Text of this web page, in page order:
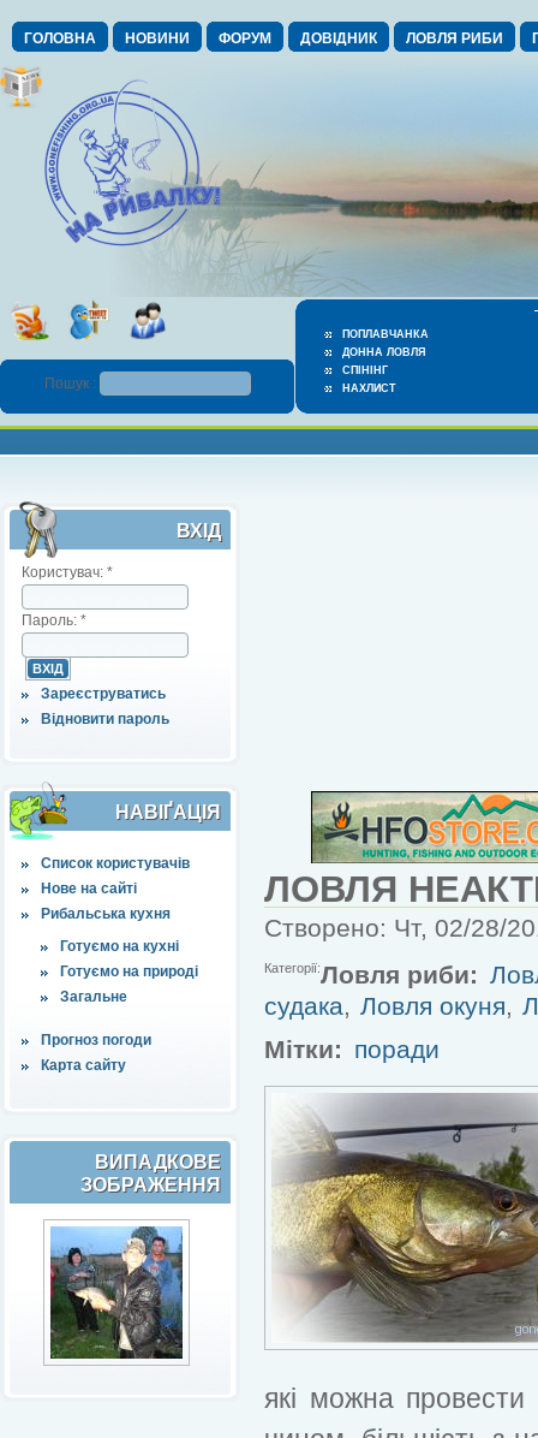
ГОЛОВНА НОВИНИ ФОРУМ ДОВІДНИК ЛОВЛЯ РИБИ
ПОПЛАВЧАНКА
ДОННА ЛОВЛЯ
СПІНІНГ
НАХЛИСТ
Пошук :
ВХІД
Користувач: *
Пароль: *
Зареєструватись
Відновити пароль
НАВІҐАЦІЯ
Список користувачів
Нове на сайті
Рибальська кухня
Готуємо на кухні
Готуємо на природі
Загальне
Прогноз погоди
Карта сайту
ВИПАДКОВЕ
ЗОБРАЖЕННЯ
ЛОВЛЯ
Створено: Чт, 02/28/
Категорії:Ловля риби:
судака, Ловля окуня,
Мітки: поради
які можна провести